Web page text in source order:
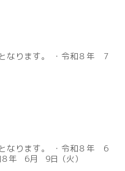
なります。 ・令和８年 7
なります。 ・令和８年 6
年 6月 9日（火）